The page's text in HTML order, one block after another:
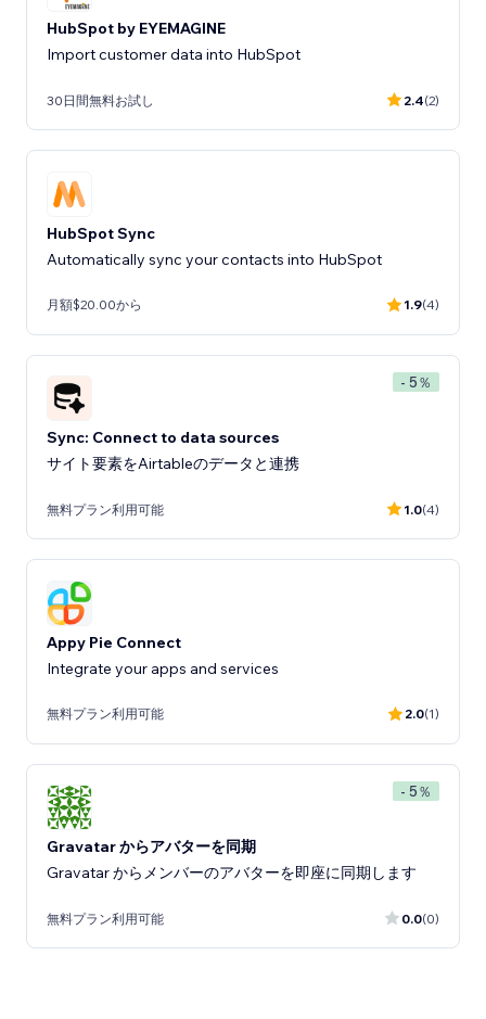
HubSpot by EYEMAGINE
Import customer data into HubSpot
30日間無料お試し 2.4(2)
HubSpot Sync
Automatically sync your contacts into HubSpot
月額$20.00から 1.9(4)
- 5％
Sync: Connect to data sources
サイト要素をAirtableのデータと連携
無料プラン利用可能 1.0(4)
Appy Pie Connect
Integrate your apps and services
無料プラン利用可能 2.0(1)
- 5％
Gravatar からアバターを同期
Gravatar からメンバーのアバターを即座に同期します
無料プラン利用可能 0.0(0)